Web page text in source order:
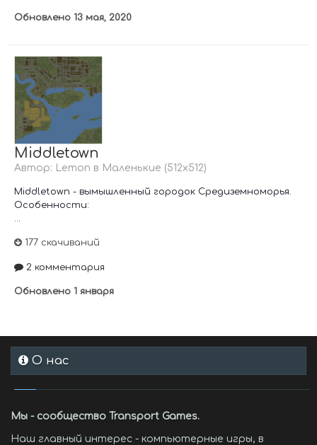
Обновлено 13 мая, 2020
Middletown
Автор: Lemon в Маленькие (512х512)
Middletown - вымышленный городок Средиземноморья.
Особенности:
177 скачиваний
2 комментария
Обновлено 1 января
О нас
Мы - сообщество Transport Games.
Наш главный интерес - компьютерные игры, в